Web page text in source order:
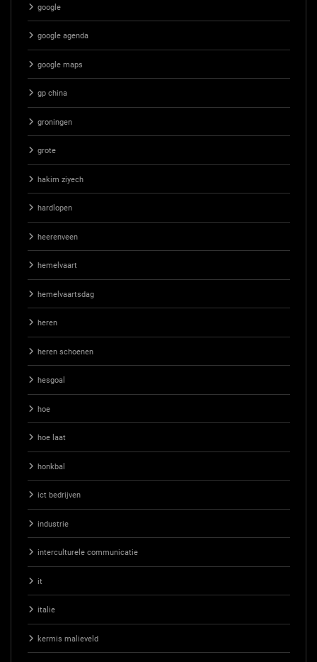
google
google agenda
google maps
gp china
groningen
grote
hakim ziyech
hardlopen
heerenveen
hemelvaart
hemelvaartsdag
heren
heren schoenen
hesgoal
hoe
hoe laat
honkbal
ict bedrijven
industrie
interculturele communicatie
it
italie
kermis malieveld